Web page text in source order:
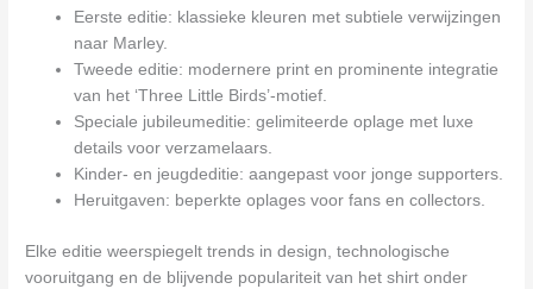
Eerste editie: klassieke kleuren met subtiele verwijzingen
naar Marley.
Tweede editie: modernere print en prominente integratie
van het ‘Three Little Birds’-motief.
Speciale jubileumeditie: gelimiteerde oplage met luxe
details voor verzamelaars.
Kinder- en jeugdeditie: aangepast voor jonge supporters.
Heruitgaven: beperkte oplages voor fans en collectors.
Elke editie weerspiegelt trends in design, technologische
vooruitgang en de blijvende populariteit van het shirt onder